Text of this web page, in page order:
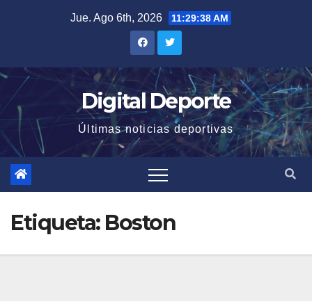
Jue. Ago 6th, 2026 11:29:38 AM
Digital Deporte
Últimas noticias deportivas
Etiqueta: Boston